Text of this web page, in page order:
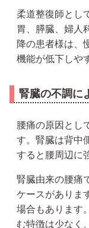
柔道整復師とし
胃、膵臓、婦人
降の患者様は、
機能が低下しや
腎臓の不調に
腰痛の原因とし
す。腎臓は背中
すると腰周辺に
腎臓由来の腰痛
ケースがありま
場合もあります
む特徴は少なく